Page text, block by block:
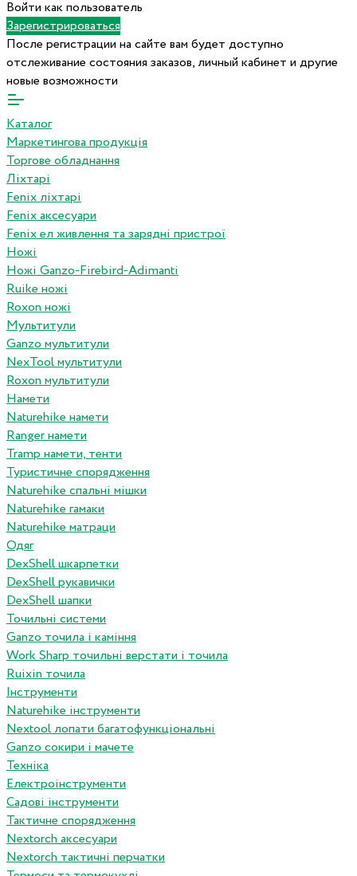
Войти как пользователь
Зарегистрироваться
После регистрации на сайте вам будет доступно
отслеживание состояния заказов, личный кабинет и другие
новые возможности
Каталог
Маркетингова продукція
Торгове обладнання
Ліхтарі
Fenix ліхтарі
Fenix аксесуари
Fenix ел живлення та зарядні пристрої
Ножі
Ножі Ganzo-Firebird-Adimanti
Ruike ножі
Roxon ножi
Мультитули
Ganzo мультитули
NexTool мультитули
Roxon мультитули
Намети
Naturehike намети
Ranger намети
Tramp намети, тенти
Туристичне спорядження
Naturehike спальні мішки
Naturehike гамаки
Naturehike матраци
Одяг
DexShell шкарпетки
DexShell рукавички
DexShell шапки
Точильні системи
Ganzo точила і каміння
Work Sharp точильні верстати і точила
Ruixin точила
Інструменти
Naturehike інструменти
Nextool лопати багатофункціональні
Ganzo сокири і мачете
Техніка
Електроінструменти
Садові інструменти
Тактичне спорядження
Nextorch аксесуари
Nextorch тактичні перчатки